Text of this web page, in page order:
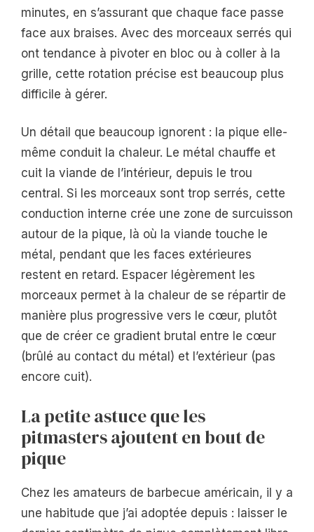
minutes, en s’assurant que chaque face passe
face aux braises. Avec des morceaux serrés qui
ont tendance à pivoter en bloc ou à coller à la
grille, cette rotation précise est beaucoup plus
difficile à gérer.
Un détail que beaucoup ignorent : la pique elle-
même conduit la chaleur. Le métal chauffe et
cuit la viande de l’intérieur, depuis le trou
central. Si les morceaux sont trop serrés, cette
conduction interne crée une zone de surcuisson
autour de la pique, là où la viande touche le
métal, pendant que les faces extérieures
restent en retard. Espacer légèrement les
morceaux permet à la chaleur de se répartir de
manière plus progressive vers le cœur, plutôt
que de créer ce gradient brutal entre le cœur
(brûlé au contact du métal) et l’extérieur (pas
encore cuit).
La petite astuce que les
pitmasters ajoutent en bout de
pique
Chez les amateurs de barbecue américain, il y a
une habitude que j’ai adoptée depuis : laisser le